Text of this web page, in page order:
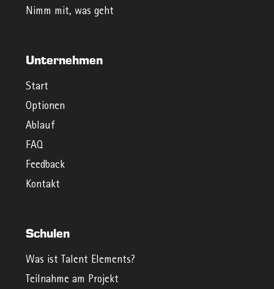
Nimm mit, was geht
Unternehmen
Start
Optionen
Ablauf
FAQ
Feedback
Kontakt
Schulen
Was ist Talent Elements?
Teilnahme am Projekt